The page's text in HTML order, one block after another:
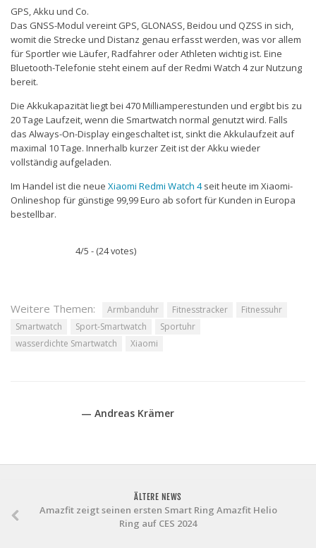
GPS, Akku und Co.
Das GNSS-Modul vereint GPS, GLONASS, Beidou und QZSS in sich,
womit die Strecke und Distanz genau erfasst werden, was vor allem
für Sportler wie Läufer, Radfahrer oder Athleten wichtig ist. Eine
Bluetooth-Telefonie steht einem auf der Redmi Watch 4 zur Nutzung
bereit.
Die Akkukapazität liegt bei 470 Milliamperestunden und ergibt bis zu
20 Tage Laufzeit, wenn die Smartwatch normal genutzt wird. Falls
das Always-On-Display eingeschaltet ist, sinkt die Akkulaufzeit auf
maximal 10 Tage. Innerhalb kurzer Zeit ist der Akku wieder
vollständig aufgeladen.
Im Handel ist die neue Xiaomi Redmi Watch 4seit heute im Xiaomi-
Onlineshop für günstige 99,99 Euro ab sofort für Kunden in Europa
bestellbar.
4/5 - (24 votes)
Weitere Themen: Armbanduhr Fitnesstracker
Fitnessuhr
Smartwatch
Sport-Smartwatch
Sportuhr
wasserdichte Smartwatch
Xiaomi
— Andreas Krämer
ÄLTERE NEWS
Amazfit zeigt seinen ersten Smart Ring Amazfit Helio
Ring auf CES 2024